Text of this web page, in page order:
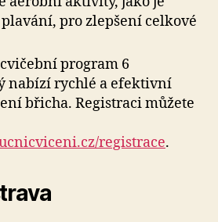
pro zlepšení celkové
program 6
nabízí rychlé a efektivní
břicha. Registraci můžete
registrace.